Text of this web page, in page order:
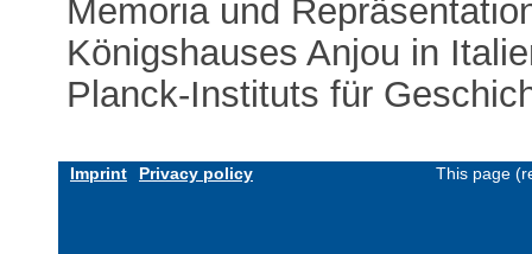
Memoria und
Königshauses Anjou in
Planck-Instituts für
Imprint Privacy policy This page